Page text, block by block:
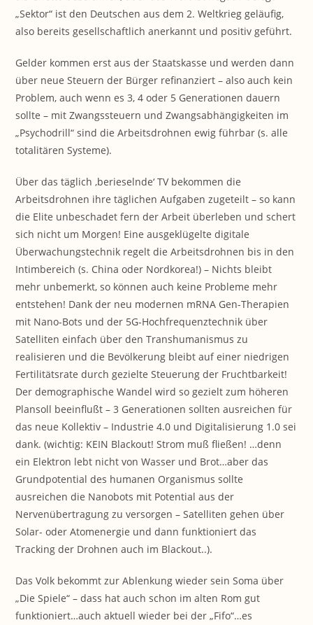
„Sektor“ ist den Deutschen aus dem 2. Weltkrieg geläufig,
also bereits gesellschaftlich anerkannt und positiv geführt.
Gelder kommen erst aus der Staatskasse und werden dann
über neue Steuern der Bürger refinanziert – also auch kein
Problem, auch wenn es 3, 4 oder 5 Generationen dauern
sollte – mit Zwangssteuern und Zwangsabhängigkeiten im
„Psychodrill“ sind die Arbeitsdrohnen ewig führbar (s. alle
totalitären Systeme).
Über das täglich ‚berieselnde‘ TV bekommen die
Arbeitsdrohnen ihre täglichen Aufgaben zugeteilt – so kann
die Elite unbeschadet fern der Arbeit überleben und schert
sich nicht um Morgen! Eine ausgeklügelte digitale
Überwachungstechnik regelt die Arbeitsdrohnen bis in den
Intimbereich (s. China oder Nordkorea!) – Nichts bleibt
mehr unbemerkt, so können auch keine Probleme mehr
entstehen! Dank der neu modernen mRNA Gen-Therapien
mit Nano-Bots und der 5G-Hochfrequenztechnik über
Satelliten einfach über den Transhumanismus zu
realisieren und die Bevölkerung bleibt auf einer niedrigen
Fertilitätsrate durch gezielte Steuerung der Fruchtbarkeit!
Der demographische Wandel wird so gezielt zum höheren
Plansoll beeinflußt – 3 Generationen sollten ausreichen für
das neue Kollektiv – Industrie 4.0 und Digitalisierung 1.0 sei
dank. (wichtig: KEIN Blackout! Strom muß fließen! …denn
ein Elektron lebt nicht von Wasser und Brot…aber das
Grundpotential des humanen Organismus sollte
ausreichen die Nanobots mit Potential aus der
Nervenübertragung zu versorgen – Satelliten gehen über
Solar- oder Atomenergie und dann funktioniert das
Tracking der Drohnen auch im Blackout..).
Das Volk bekommt zur Ablenkung wieder sein Soma über
„Die Spiele“ – dass hat auch schon im alten Rom gut
funktioniert…auch aktuell wieder bei der „Fifo“…es